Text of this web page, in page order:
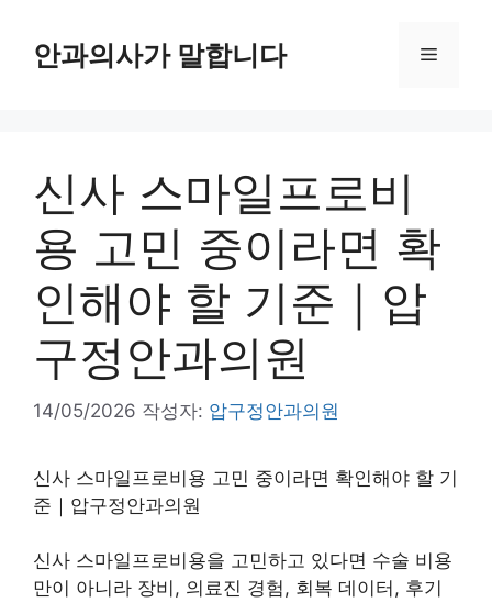
안과의사가 말합니다 메
신사 스마일프로비
용 고민 중이라면 확
인해야 할 기준｜압
구정안과의원
14/05/2026 작성자: 압구정안과의원
신사 스마일프로비용 고민 중이라면 확인해야 할 기
준｜압구정안과의원
신사 스마일프로비용을 고민하고 있다면 수술 비용
만이 아니라 장비, 의료진 경험, 회복 데이터, 후기